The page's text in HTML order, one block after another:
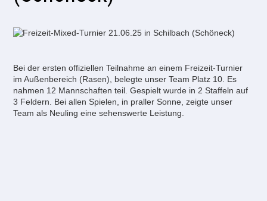
Bei der ersten offiziellen Teilnahme an einem Freizeit-Turnier
im Außenbereich (Rasen), belegte unser Team Platz 10. Es
nahmen 12 Mannschaften teil. Gespielt wurde in 2 Staffeln auf
3 Feldern. Bei allen Spielen, in praller Sonne, zeigte unser
Team als Neuling eine sehenswerte Leistung.